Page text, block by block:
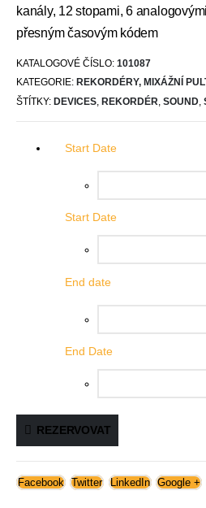
kanály, 12 stopami, 6
přesným časovým kódem
KATALOGOVÉ ČÍSLO: 101087
KATEGORIE: REKORDÉRY, MIXÁŽNÍ
ŠTÍTKY: DEVICES REKORDÉR SOUND
Start Date
Start Date
End date
End Date
REZERVOVAT
Facebook Twitter LinkedIn Google +